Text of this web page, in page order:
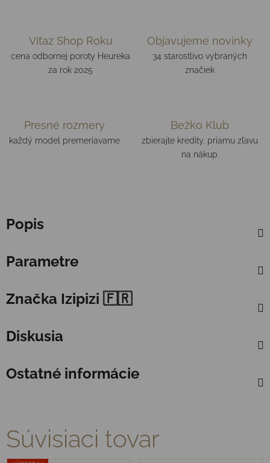
Víťaz Shop Roku
cena odbornej poroty Heureka
za rok 2025
Objavujeme novinky
34 starostlivo vybraných
značiek
Presné rozmery
každý model premeriavame
Bežko Klub
zbierajte kredity, priamu zľavu
na nákup
Popis
Parametre
Značka Izipizi 🇫🇷
Diskusia
Ostatné informácie
Súvisiaci tovar